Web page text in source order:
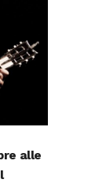
alle